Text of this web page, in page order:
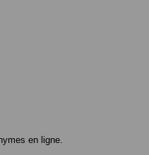
en ligne.